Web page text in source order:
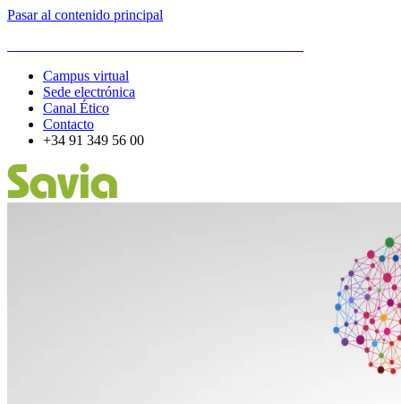
Pasar al contenido principal
Campus virtual
Sede electrónica
Canal Ético
Contacto
+34 91 349 56 00